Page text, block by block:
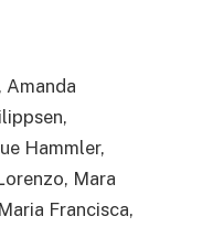
Hammler,
Mara
Francisca,